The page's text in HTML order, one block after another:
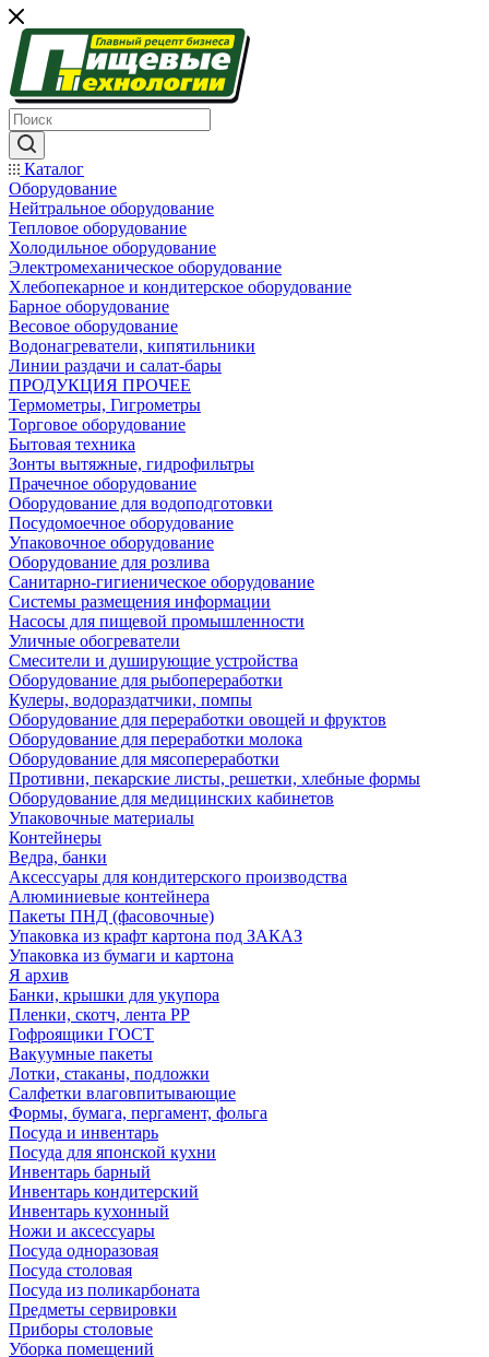
Каталог
Оборудование
Нейтральное оборудование
Тепловое оборудование
Холодильное оборудование
Электромеханическое оборудование
Хлебопекарное и кондитерское оборудование
Барное оборудование
Весовое оборудование
Водонагреватели, кипятильники
Линии раздачи и салат-бары
ПРОДУКЦИЯ ПРОЧЕЕ
Термометры, Гигрометры
Торговое оборудование
Бытовая техника
Зонты вытяжные, гидрофильтры
Прачечное оборудование
Оборудование для водоподготовки
Посудомоечное оборудование
Упаковочное оборудование
Оборудование для розлива
Санитарно-гигиеническое оборудование
Системы размещения информации
Насосы для пищевой промышленности
Уличные обогреватели
Смесители и душирующие устройства
Оборудование для рыбопереработки
Кулеры, водораздатчики, помпы
Оборудование для переработки овощей и фруктов
Оборудование для переработки молока
Оборудование для мясопереработки
Противни, пекарские листы, решетки, хлебные формы
Оборудование для медицинских кабинетов
Упаковочные материалы
Контейнеры
Ведра, банки
Аксессуары для кондитерского производства
Алюминиевые контейнера
Пакеты ПНД (фасовочные)
Упаковка из крафт картона под ЗАКАЗ
Упаковка из бумаги и картона
Я архив
Банки, крышки для укупора
Пленки, скотч, лента РР
Гофроящики ГОСТ
Вакуумные пакеты
Лотки, стаканы, подложки
Салфетки влаговпитывающие
Формы, бумага, пергамент, фольга
Посуда и инвентарь
Посуда для японской кухни
Инвентарь барный
Инвентарь кондитерский
Инвентарь кухонный
Ножи и аксессуары
Посуда одноразовая
Посуда столовая
Посуда из поликарбоната
Предметы сервировки
Приборы столовые
Уборка помещений